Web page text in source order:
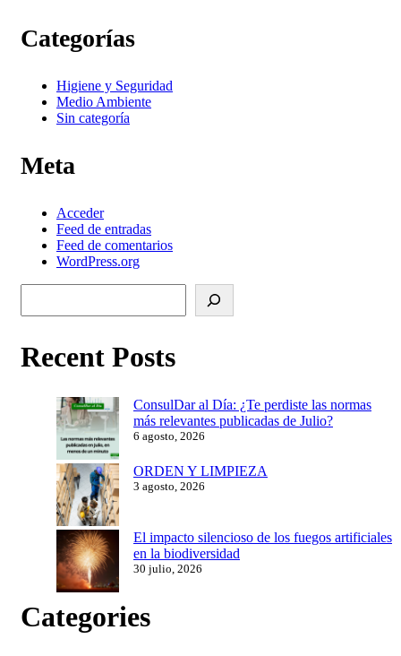
Categorías
Higiene y Seguridad
Medio Ambiente
Sin categoría
Meta
Acceder
Feed de entradas
Feed de comentarios
WordPress.org
Recent Posts
ConsulDar al Día: ¿Te perdiste las normas
más relevantes publicadas de Julio?
6 agosto, 2026
ORDEN Y LIMPIEZA
3 agosto, 2026
El impacto silencioso de los fuegos artificiales
en la biodiversidad
30 julio, 2026
Categories